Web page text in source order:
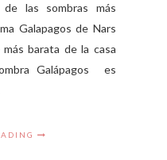
las sombras más
Galapagos de Nars
barata de la casa
Galápagos es